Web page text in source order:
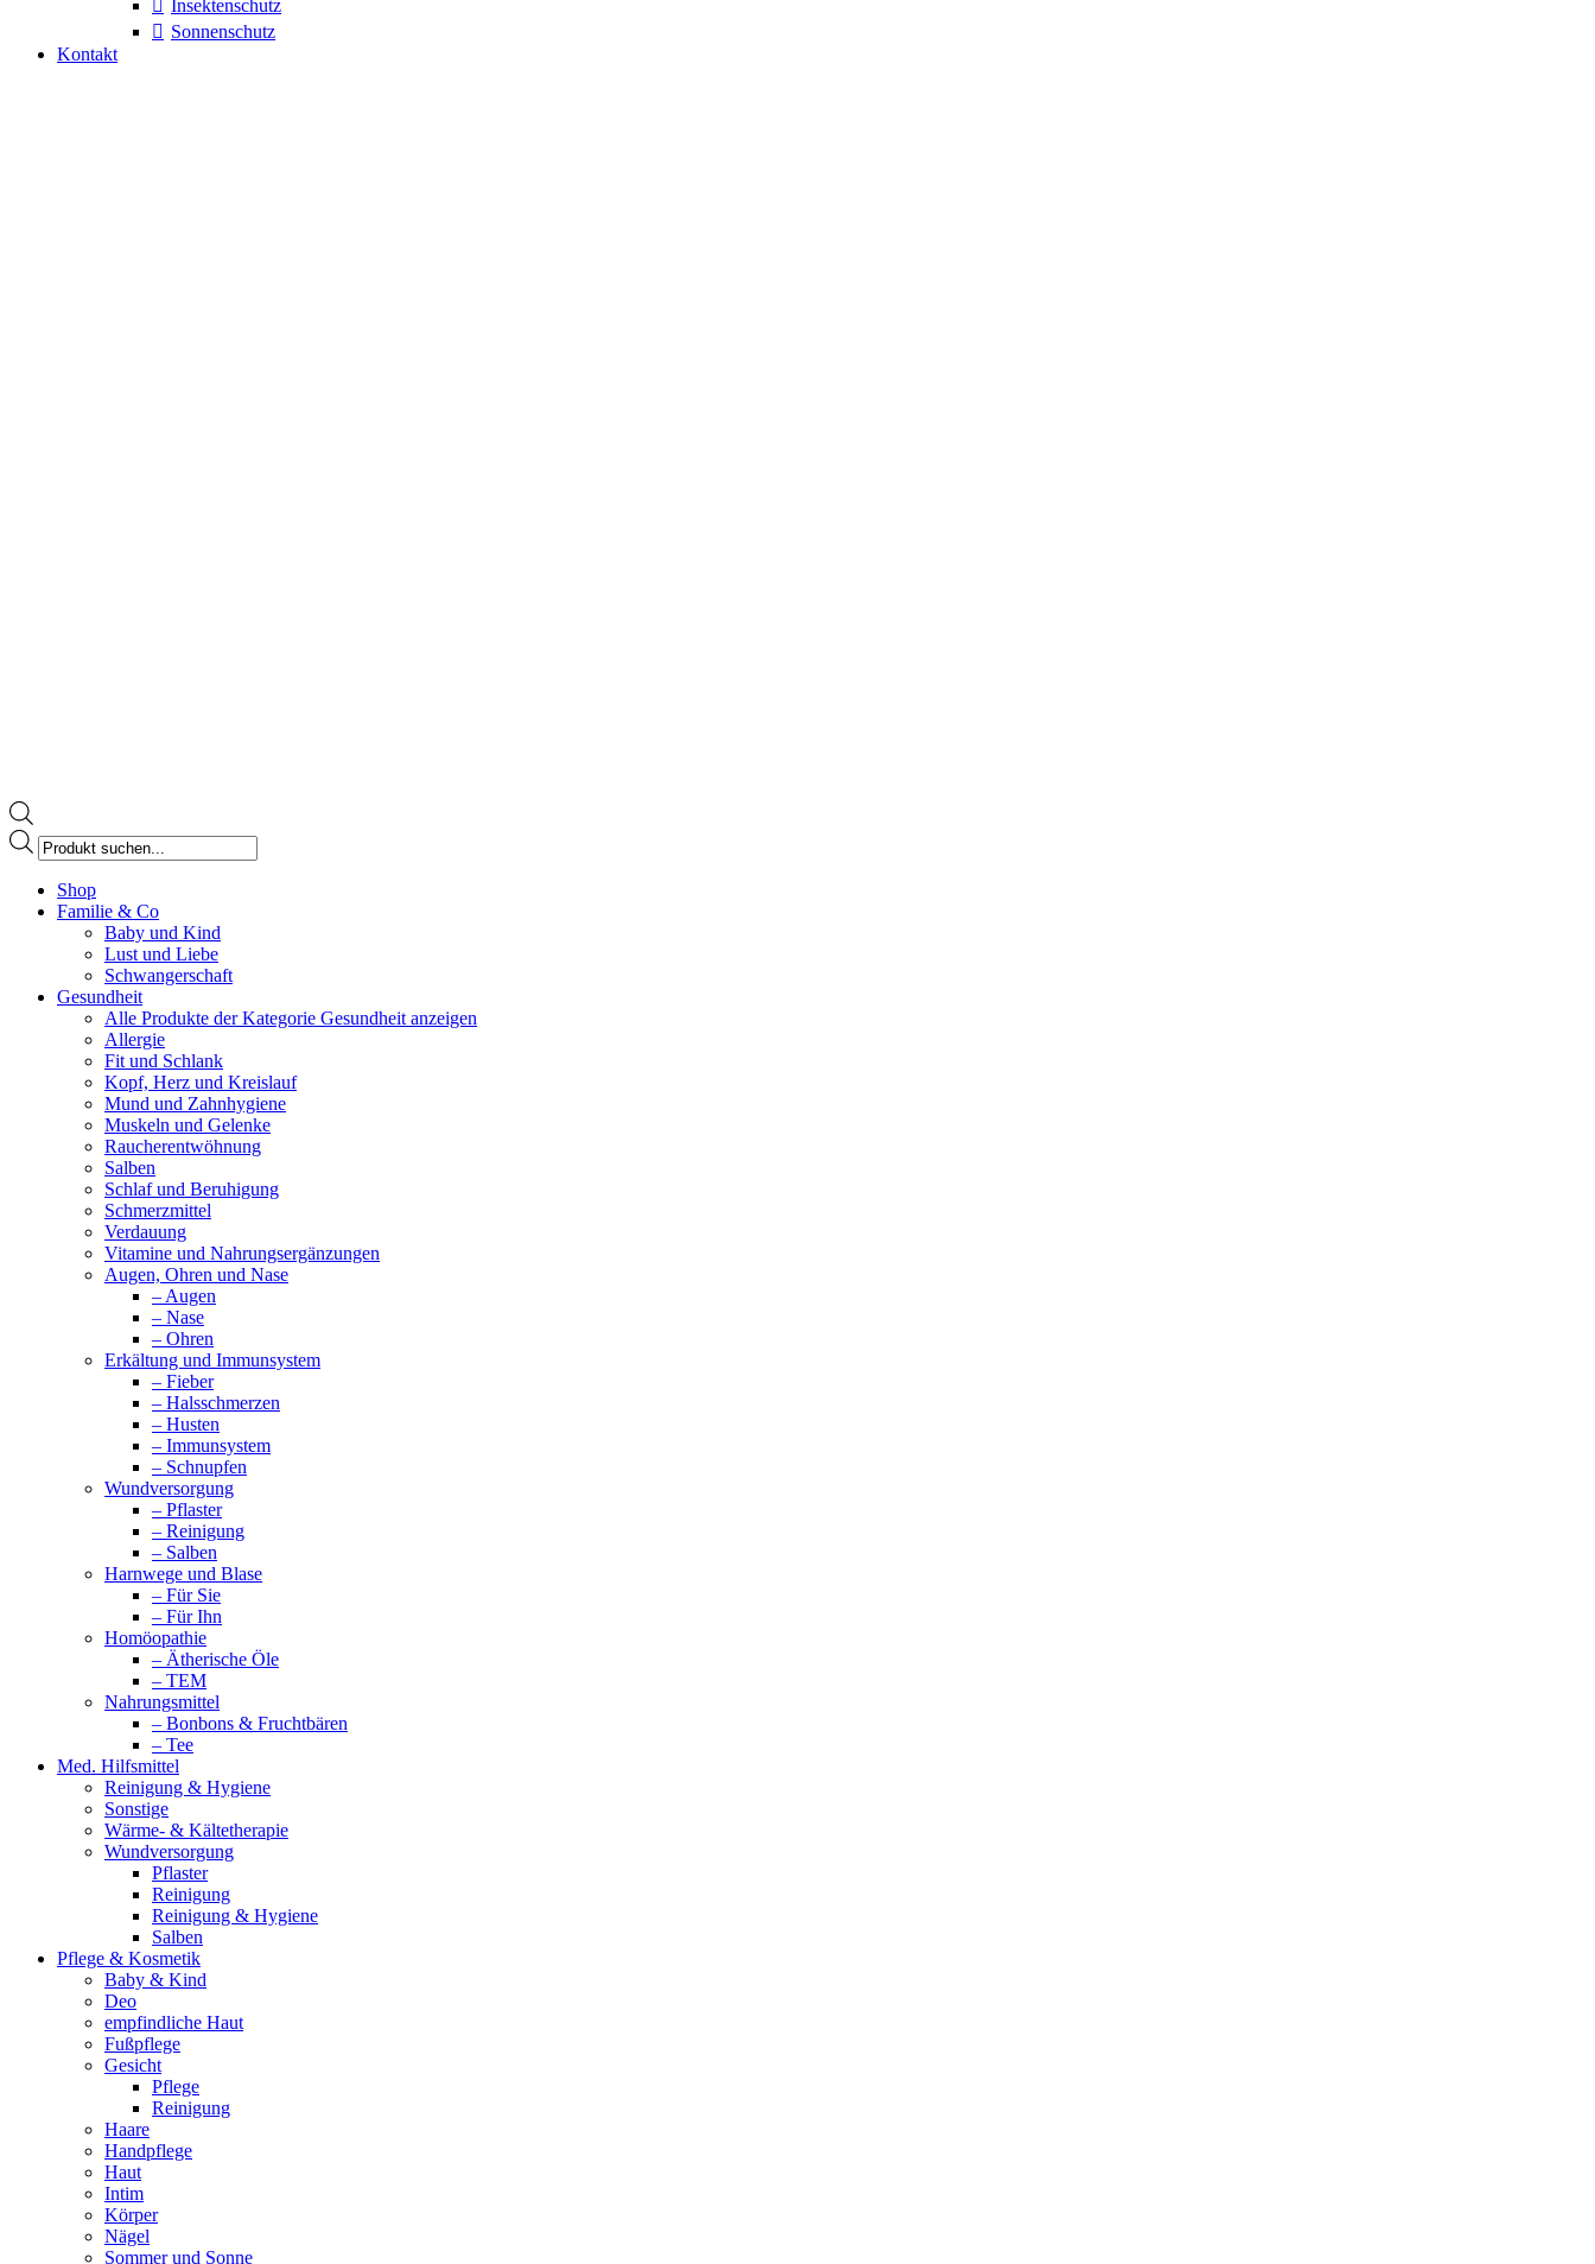
Insektenschutz
Sonnenschutz
Kontakt
Products
search
page
opens
Shop
Familie & Co
Baby und Kind
Lust und Liebe
Schwangerschaft
Gesundheit
Alle Produkte der Kategorie Gesundheit anzeigen
Allergie
Fit und Schlank
Kopf, Herz und Kreislauf
Mund und Zahnhygiene
Muskeln und Gelenke
Raucherentwöhnung
Salben
Schlaf und Beruhigung
Schmerzmittel
Verdauung
Vitamine und Nahrungsergänzungen
Augen, Ohren und Nase
– Augen
– Nase
– Ohren
Erkältung und Immunsystem
– Fieber
– Halsschmerzen
– Husten
– Immunsystem
– Schnupfen
Wundversorgung
– Pflaster
– Reinigung
– Salben
Harnwege und Blase
– Für Sie
– Für Ihn
Homöopathie
– Ätherische Öle
– TEM
Nahrungsmittel
– Bonbons & Fruchtbären
– Tee
Med. Hilfsmittel
Reinigung & Hygiene
Sonstige
Wärme- & Kältetherapie
Wundversorgung
Pflaster
Reinigung
Reinigung & Hygiene
Salben
Pflege & Kosmetik
Baby & Kind
Deo
empfindliche Haut
Fußpflege
Gesicht
Pflege
Reinigung
Haare
Handpflege
Haut
Intim
Körper
Nägel
Sommer und Sonne